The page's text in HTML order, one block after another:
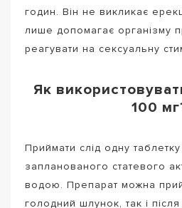
годин. Він не викликає
лише допомагає організму
реагувати на сексуальну
Як
100
Приймати слід одну
запланованого статевого
водою. Препарат можна
голодний шлунок, так і після